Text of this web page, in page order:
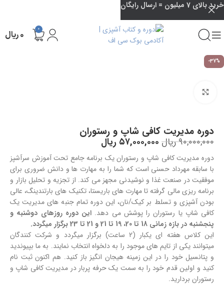
0 ۰ریال
-37%
دوره مدیریت کافی شاپ و رستوران
۹۰,۰۰۰,۰۰۰ریال ۵۷,۰۰۰,۰۰۰ ریال
دوره مدیریت کافی شاپ و رستوران یک برنامه جامع تحت آموزش سرآشپز
با سابقه مهرداد حسنی است که شما را به مهارت ها و دانش ضروری برای
موفقیت در صنعت غذا و نوشیدنی مجهز می کند. از تجزیه و تحلیل بازار و
برنامه ریزی مالی گرفته تا مهارت های باریستا، تکنیک های بارتندینگ، عالی
بودن آشپزی و تسلط بر کیک/نان، این دوره تمام جنبه های مدیریت یک
کافی شاپ یا رستوران را پوشش می دهد. این دوره روزهای دوشنبه و
پنجشنبه در بازه زمانی 18 تا 20، 19 تا 21 و 21 تا 23 برگزار میگردد.
این کلاس هفته ای یکبار (2 ساعت) برگزار میگردد و شرکت کنندگان
میتوانند یکی از تایم های موجود را به دلخواه انتخاب نمایند. به ما بپیوندید
و پتانسیل خود را در این زمینه هیجان انگیز باز کنید. هم اکنون ثبت نام
کنید و اولین قدم خود را به سمت یک حرفه پربار در مدیریت کافی شاپ و
رستوران بردارید.
خرید بالای 7 میلیون = ارسال رایگان